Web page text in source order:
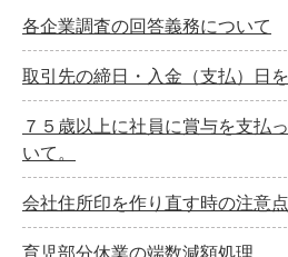
各企業調査の回答義務について
取引先の締日・入金（支払）日
７５歳以上に社員に賞与を支払
いて。
会社住所印を作り直す時の注意点
育児部分休業の端数減額処理